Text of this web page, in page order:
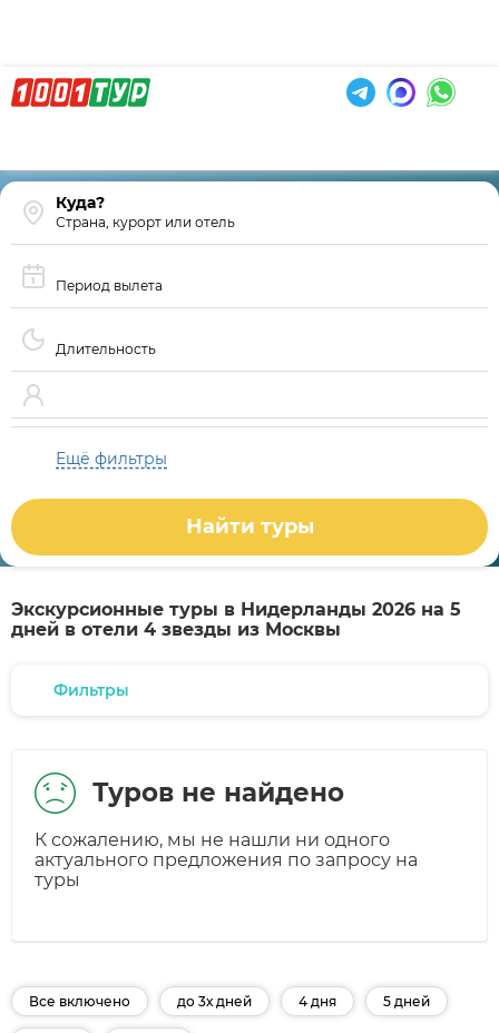
Страна, курорт или отель
Период вылета
Длительность
Ещё фильтры
Найти туры
Экскурсионные туры в Нидерланды 2026 на 5
дней в отели 4 звезды из Москвы
Фильтры
Туров не найдено
К сожалению, мы не нашли ни одного
актуального предложения по запросу на
туры
Все включено до 3х дней 4 дня 5 дней